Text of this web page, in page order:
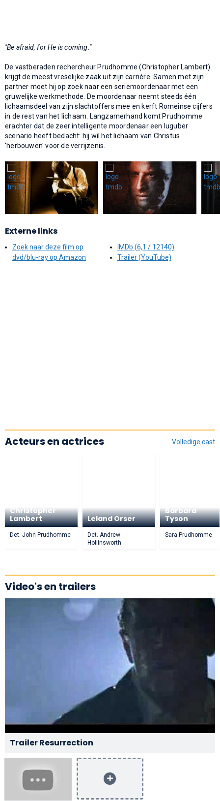
"Be afraid, for He is coming."
De vastberaden rechercheur Prudhomme (Christopher Lambert)
krijgt de meest vreselijke zaak uit zijn carrière. Samen met zijn
partner moet hij op zoek naar een seriemoordenaar met een
gruwelijke werkmethode. De moordenaar neemt steeds één
lichaamsdeel van zijn slachtoffers mee en kerft Romeinse cijfers
in de rest van het lichaam. Langzamerhand komt Prudhomme
erachter dat de zeer intelligente moordenaar een luguber
scenario heeft bedacht: hij wil het lichaam van Christus
'herbouwen' voor de verrijzenis.
Externe links
Zoek naar deze film op
dvd/blu-ray op Amazon
IMDb (6,1 / 12140)
Trailer (YouTube)
Volledige cast
Acteurs en actrices
Christopher
Lambert
Det. John Prudhomme
Leland Orser
Det. Andrew
Hollinsworth
Barbara
Tyson
Sara Prudhomme
Video's en trailers
Trailer Resurrection